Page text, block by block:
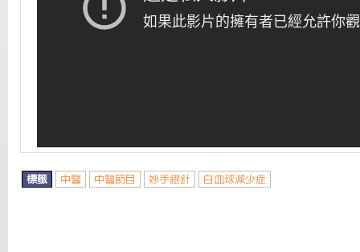
標籤 中醫 中醫節目 妙手銀針 白血球減少症